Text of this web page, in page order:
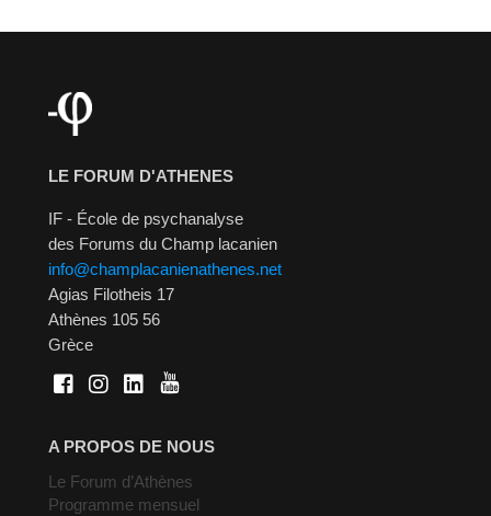
LE FORUM D'ATHENES
IF - École de psychanalyse
des Forums du Champ lacanien
info@champlacanienathenes.net
Agias Filotheis 17
Athènes 105 56
Grèce
A PROPOS DE NOUS
Le Forum d’Athènes
Programme mensuel